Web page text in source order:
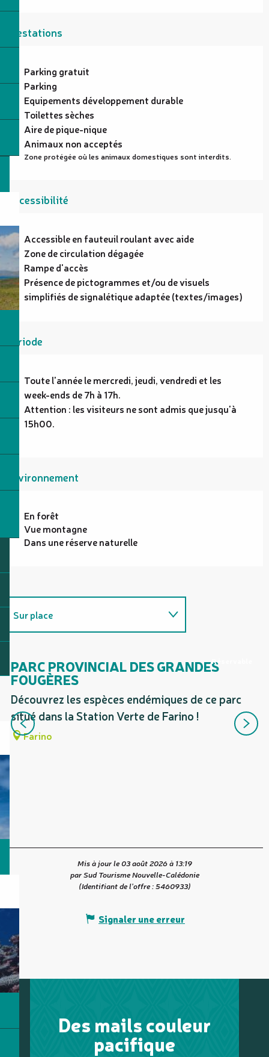
Prestations
Parking gratuit
Parking
Equipements développement durable
Toilettes sèches
Aire de pique-nique
Animaux non acceptés
Zone protégée où les animaux domestiques sont interdits.
Accessibilité
Accessible en fauteuil roulant avec aide
Zone de circulation dégagée
Rampe d'accès
Présence de pictogrammes et/ou de visuels
simplifiés de signalétique adaptée (textes/images)
Période
Toute l'année le mercredi, jeudi, vendredi et les
week-ends de 7h à 17h.
Attention : les visiteurs ne sont admis que jusqu'à
15h00.
Environnement
En forêt
Vue montagne
Dans une réserve naturelle
Sur place
Est une étape de ...
Possède comme étape ...
PARC PROVINCIAL DES GRANDES
FOUGÈRES
Découvrez les espèces endémiques de ce parc
situé dans la Station Verte de Farino !
Farino
Réservable
Mis à jour le 03 août 2026 à 13:19
par Sud Tourisme Nouvelle-Calédonie
(Identifiant de l'offre :5460933)
Signaler une erreur
Des mails couleur
pacifique